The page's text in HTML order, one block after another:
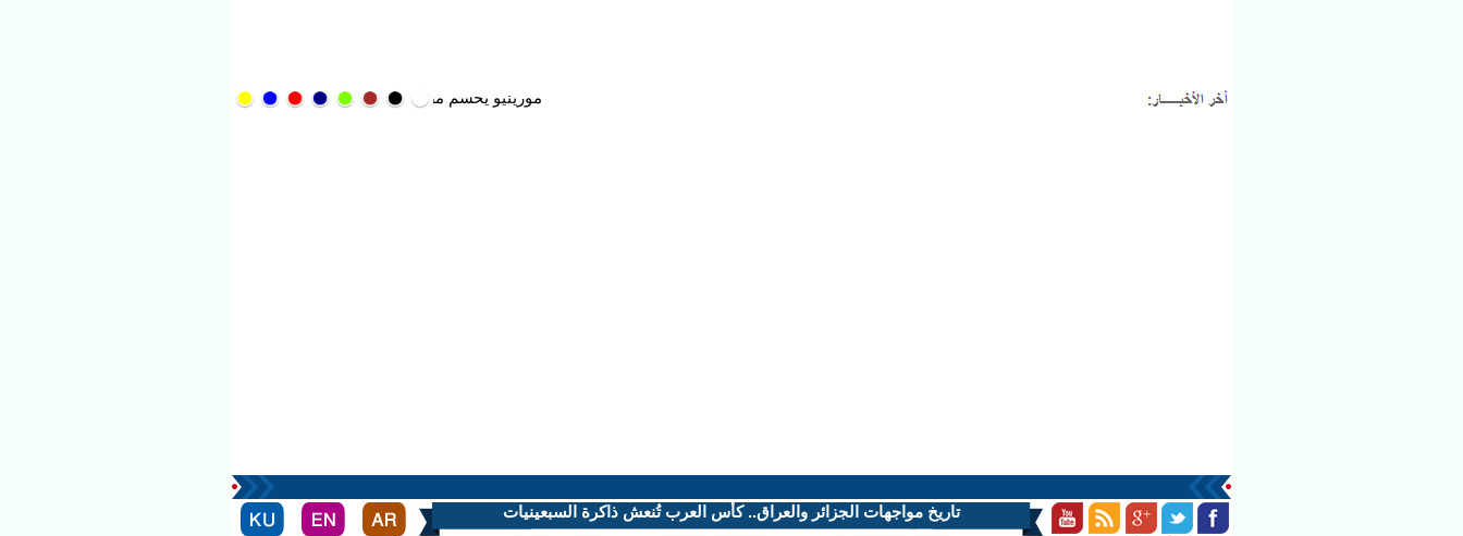
مورينيو يحسم مصير المغربي إبراهيم دياز
تاريخ مواجهات الجزائر والعراق.. كأس العرب تُنعش ذاكرة السبعينيات